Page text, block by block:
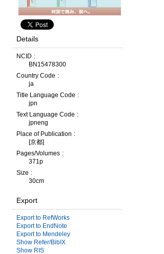
Details
NCID
BN15478300
Country Code
ja
Title Language Code
jpn
Text Language Code
jpneng
Place of Publication
[京都]
Pages/Volumes
371p
Size
30cm
Export
Export to RefWorks
Export to EndNote
Export to Mendeley
Show Refer/BibIX
Show RIS